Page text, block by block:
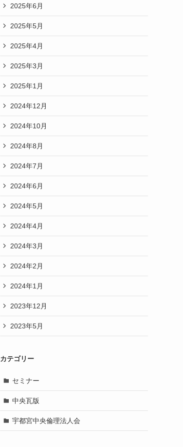
2025年6月
2025年5月
2025年4月
2025年3月
2025年1月
2024年12月
2024年10月
2024年8月
2024年7月
2024年6月
2024年5月
2024年4月
2024年3月
2024年2月
2024年1月
2023年12月
2023年5月
カテゴリー
セミナー
中央瓦版
宇都宮中央倫理法人会